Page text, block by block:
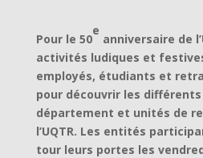
Pour le 50
e
anniversaire de
activités ludiques et
employés, étudiants et
pour découvrir les
département et unités de
l’UQTR. Les entités
tour leurs portes les